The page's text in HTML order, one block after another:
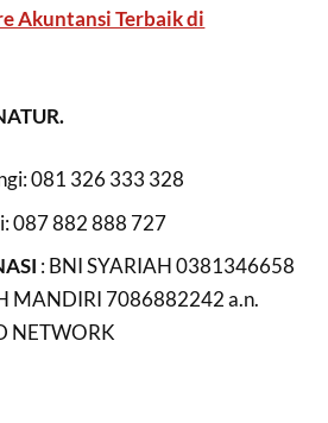
Akuntansi Terbaik di
081 326 333 328
087 882 888 727
: BNI SYARIAH 0381346658
MANDIRI 7086882242 a.n.
NETWORK